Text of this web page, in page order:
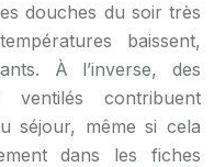
douches du soir très
baissent,
À l’inverse, des
contribuent
séjour, même si cela
dans les fiches